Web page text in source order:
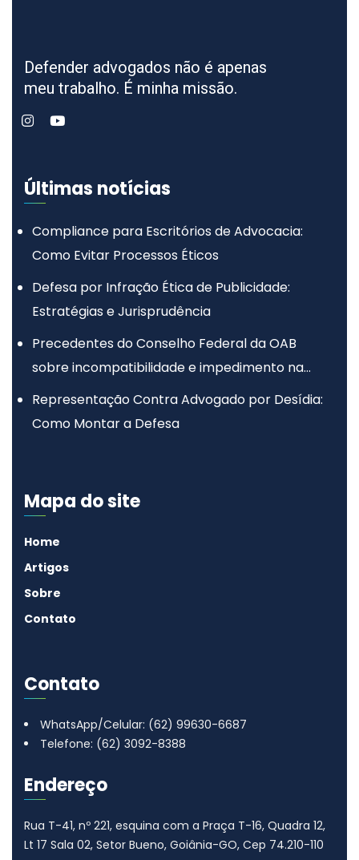
Defender advogados não é apenas
meu trabalho. É minha missão.
Últimas notícias
Compliance para Escritórios de Advocacia:
Como Evitar Processos Éticos
Defesa por Infração Ética de Publicidade:
Estratégias e Jurisprudência
Precedentes do Conselho Federal da OAB
sobre incompatibilidade e impedimento na
advocacia
Representação Contra Advogado por Desídia:
Como Montar a Defesa
Mapa do site
Home
Artigos
Sobre
Contato
Contato
WhatsApp/Celular: (62) 99630-6687
Telefone: (62) 3092-8388
Endereço
Rua T-41, nº 221, esquina com a Praça T-16, Quadra 12,
Lt 17 Sala 02, Setor Bueno, Goiânia-GO, Cep 74.210-110